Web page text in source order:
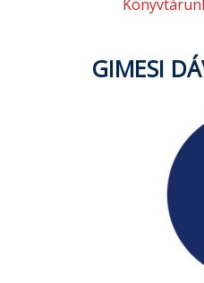
GIMESI